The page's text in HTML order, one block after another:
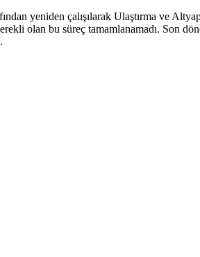
yeniden çalışılarak Ulaştırma ve
olan bu süreç tamamlanamadı. Son